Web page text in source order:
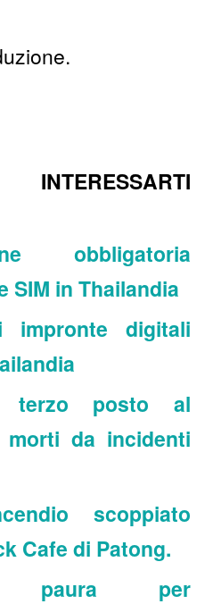
INTERESSARTI
obbligatoria
SIM in Thailandia
impronte digitali
terzo posto al
morti da incidenti
scoppiato
Cafe di Patong.
paura per